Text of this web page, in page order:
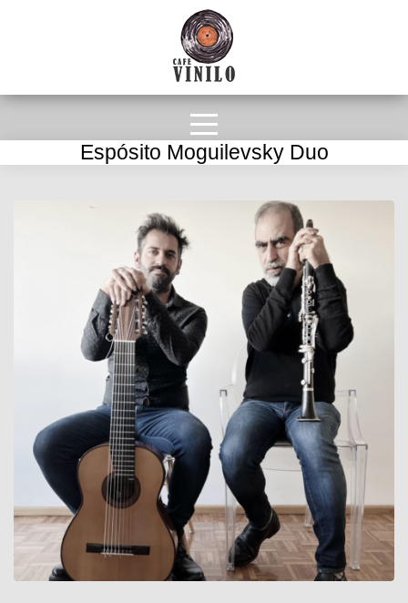
Espósito Moguilevsky Duo